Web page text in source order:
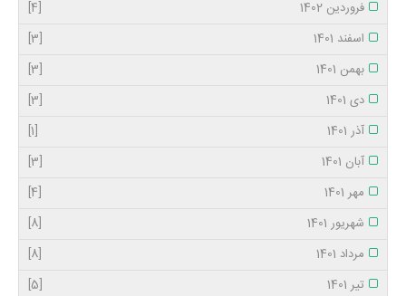
فروردین 1402
[4]
اسفند 1401
[3]
بهمن 1401
[3]
دی 1401
[3]
آذر 1401
[1]
آبان 1401
[3]
مهر 1401
[4]
شهریور 1401
[8]
مرداد 1401
[8]
تیر 1401
[5]